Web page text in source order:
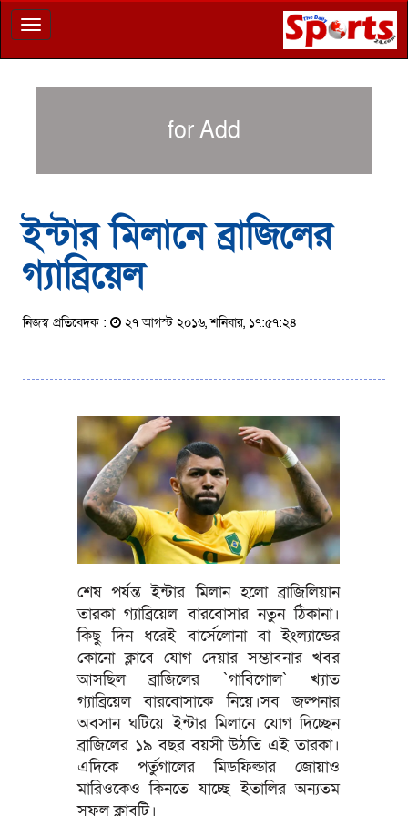
Toggle
navigation
for Add
ইন্টার মিলানে ব্রাজিলের
গ্যাব্রিয়েল
নিজস্ব প্রতিবেদক : ২৭ আগস্ট ২০১৬, শনিবার, ১৭:৫৭:২৪
শেষ পর্যন্ত ইন্টার মিলান হলো ব্রাজিলিয়ান
তারকা গ্যাব্রিয়েল বারবোসার নতুন ঠিকানা।
কিছু দিন ধরেই বার্সেলোনা বা ইংল্যান্ডের
কোনো ক্লাবে যোগ দেয়ার সম্ভাবনার খবর
আসছিল ব্রাজিলের `গাবিগোল` খ্যাত
গ্যাব্রিয়েল বারবোসাকে নিয়ে।সব জল্পনার
অবসান ঘটিয়ে ইন্টার মিলানে যোগ দিচ্ছেন
ব্রাজিলের ১৯ বছর বয়সী উঠতি এই তারকা।
এদিকে পর্তুগালের মিডফিল্ডার জোয়াও
মারিওকেও কিনতে যাচ্ছে ইতালির অন্যতম
সফল ক্লাবটি।